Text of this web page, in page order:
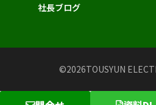
社長ブログ
©2026TOUSYUN